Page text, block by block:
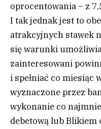
oprocentowania – z
I tak jednak jest to
atrakcyjnych stawek
się warunki
zainteresowani
i spełniać co miesiąc
wyznaczone przez
wykonanie co
debetową lub Blikiem